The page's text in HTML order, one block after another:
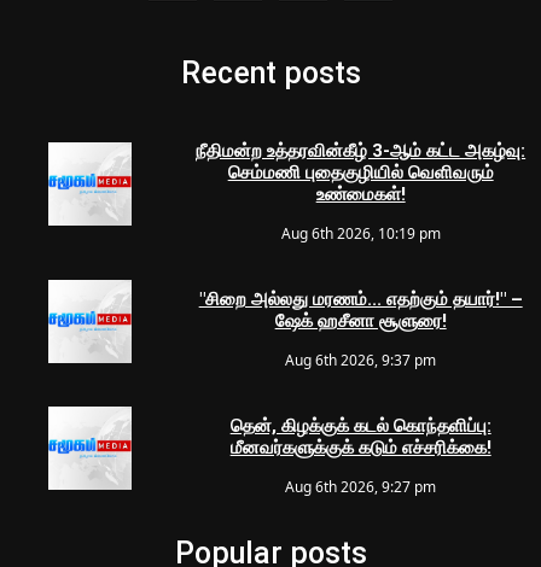
Recent posts
நீதிமன்ற உத்தரவின்கீழ் 3-ஆம் கட்ட அகழ்வு:
செம்மணி புதைகுழியில் வெளிவரும்
உண்மைகள்!
Aug 6th 2026, 10:19 pm
"சிறை அல்லது மரணம்... எதற்கும் தயார்!" –
ஷேக் ஹசீனா சூளுரை!
Aug 6th 2026, 9:37 pm
தென், கிழக்குக் கடல் கொந்தளிப்பு:
மீனவர்களுக்குக் கடும் எச்சரிக்கை!
Aug 6th 2026, 9:27 pm
Popular posts